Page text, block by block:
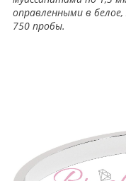
оправленными в
750 пробы.